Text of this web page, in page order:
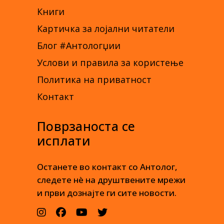
Книги
Картичка за лојални читатели
Блог #Антологџии
Услови и правила за користење
Политика на приватност
Контакт
Поврзаноста се
исплати
Останете во контакт со Антолог,
следете нè на друштвените мрежи
и први дознајте ги сите новости.